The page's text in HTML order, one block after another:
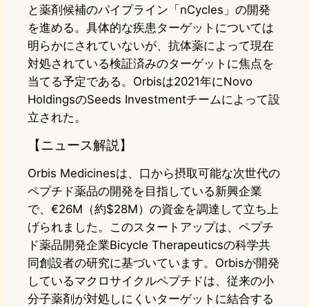
と薬剤候補のパイプライン「nCycles」の開発
を進める。具体的な疾患ターゲットについては
明らかにされていないが、抗体薬によって現在
対処されている検証済みのターゲットに焦点を
当てる予定である。Orbisは2021年にNovo
HoldingsのSeeds Investmentチームによって設
立された。
【ニュース解説】
Orbis Medicinesは、口から摂取可能な次世代の
ペプチド薬品の開発を目指している新興企業
で、€26M（約$28M）の資金を調達して立ち上
げられました。このスタートアップは、ペプチ
ド薬品開発企業Bicycle Therapeuticsの科学共
同創設者の研究に基づいています。Orbisが開発
しているマクロサイクルペプチドは、従来の小
分子薬剤が対処しにくいターゲットに結合する